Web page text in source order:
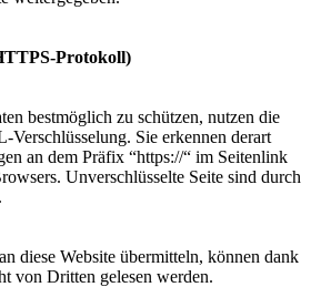
Protokoll)
bestmöglich zu schützen, nutzen die
Verschlüsselung. Sie erkennen derart
an dem Präfix “https://“ im Seitenlink
Unverschlüsselte Seite sind durch
diese Website übermitteln, können dank
von Dritten gelesen werden.